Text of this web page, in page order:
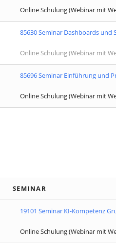
Online Schulung (Webinar mit
85630 Seminar Dashboards und
Online Schulung (Webinar mit
85696 Seminar Einführung und
Online Schulung (Webinar mit
SEMINAR
19101 Seminar KI-Kompetenz
Online Schulung (Webinar mit